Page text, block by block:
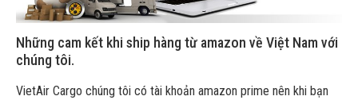
Những cam kết khi ship hàng từ amazon về Việt Nam với
chúng tôi.
VietAir Cargo chúng tôi có tài khoản amazon prime nên khi bạn